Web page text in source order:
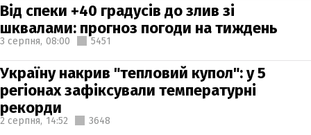
Від спеки +40 градусів до злив зі
шквалами: прогноз погоди на тиждень
3 серпня, 08:00 5451
Україну накрив "тепловий купол": у 5
регіонах зафіксували температурні
рекорди
2 серпня, 14:52 3648